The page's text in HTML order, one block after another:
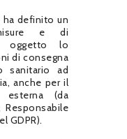
ha definito un
e di
oggetto lo
di consegna
sanitario ad
anche per il
(da
Responsabile
GDPR).